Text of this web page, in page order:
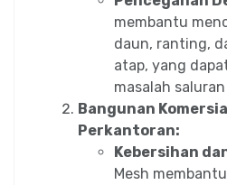
membantu
daun, ranting,
atap, yang
masalah
Bangunan
Perkantoran:
Kebersihan
Mesh